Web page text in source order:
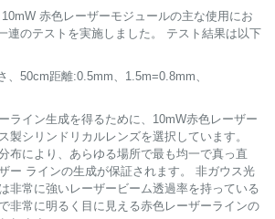
赤色レーザーモジュールの主な使用にお
連のテストを実施しました。 テスト結果は以下
、50cm距離:0.5mm、1.5m=0.8mm、
ライン生成を得るために、10mW赤色レーザー
製シリンドリカルレンズを選択しています。
布により、あらゆる場所で最も均一で真っ直
ー ラインの生成が保証されます。 非ガウス光
非常に強いレーザービーム透過率を持っている
非常に明るく目に見える赤色レーザーラインの